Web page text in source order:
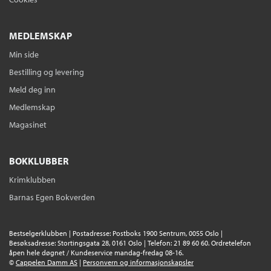
MEDLEMSKAP
Min side
Bestilling og levering
Meld deg inn
Medlemskap
Magasinet
BOKKLUBBER
Krimklubben
Barnas Egen Bokverden
Bestselgerklubben | Postadresse: Postboks 1900 Sentrum, 0055 Oslo |
Besøksadresse: Stortingsgata 28, 0161 Oslo | Telefon: 21 89 60 60. Ordretelefon
åpen hele døgnet / Kundeservice mandag-fredag 08-16.
© Cappelen Damm AS | Personvern og informasjonskapsler